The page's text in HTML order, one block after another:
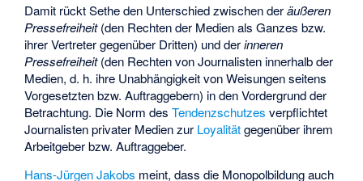
Damit rückt Sethe den Unterschied zwischen deräußeren
Pressefreiheit(den Rechten der Medien als Ganzes bzw.
ihrer Vertreter gegenüber Dritten) und derinneren
Pressefreiheit(den Rechten von Journalisten innerhalb der
Medien, d. h. ihre Unabhängigkeit von Weisungen seitens
Vorgesetzten bzw. Auftraggebern) in den Vordergrund der
Betrachtung. Die Norm desTendenzschutzes verpflichtet
Journalisten privater Medien zur Loyalitätgegenüber ihrem
Arbeitgeber bzw. Auftraggeber.
Hans-Jürgen Jakobs meint, dass die Monopolbildung auch